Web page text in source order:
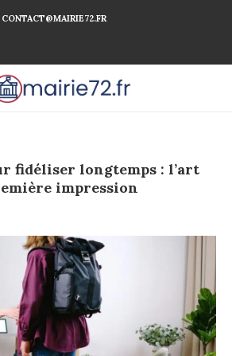
CONTACT@MAIRIE72.FR
fidéliser longtemps : l’art
impression